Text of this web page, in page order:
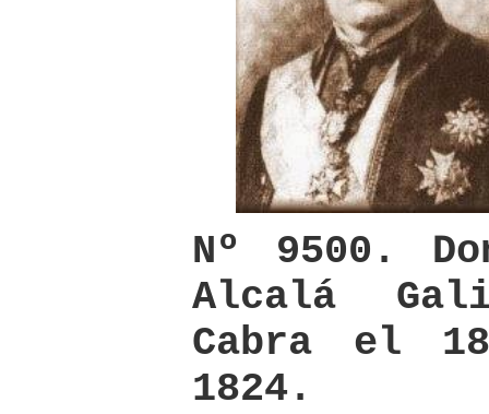
Nº 9500.
Alcalá
Cabra el
1824.